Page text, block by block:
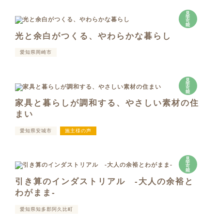
見
学
可
能
光と余白がつくる、やわらかな暮らし
愛知県岡崎市
見
学
可
能
家具と暮らしが調和する、やさしい素材の住
まい
愛知県安城市 施主様の声
見
学
可
能
引き算のインダストリアル -大人の余裕と
わがまま-
愛知県知多郡阿久比町